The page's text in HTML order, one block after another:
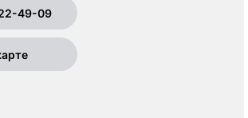
49-09